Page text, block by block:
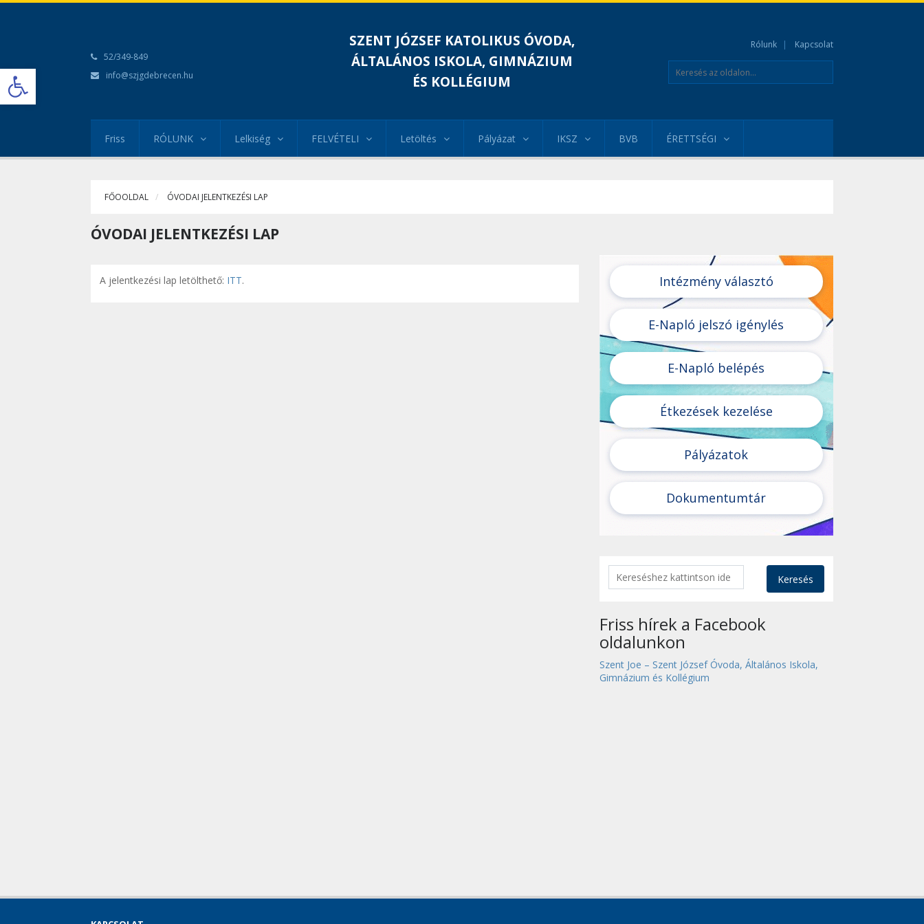
Open toolbar
52/349-849
info@szjgdebrecen.hu
SZENT JÓZSEF KATOLIKUS ÓVODA,
ÁLTALÁNOS ISKOLA, GIMNÁZIUM
ÉS KOLLÉGIUM
Rólunk Kapcsolat
Friss RÓLUNK Lelkiség FELVÉTELI Letöltés Pályázat IKSZ BVB ÉRETTSÉGI
FŐOOLDAL ÓVODAI JELENTKEZÉSI LAP
ÓVODAI JELENTKEZÉSI LAP
A jelentkezési lap letölthető: ITT. Intézmény választó
E-Napló jelszó igénylés
E-Napló belépés
Étkezések kezelése
Pályázatok
Dokumentumtár
Keresés
Friss hírek a Facebook
oldalunkon
Szent Joe – Szent József Óvoda, Általános Iskola,
Gimnázium és Kollégium